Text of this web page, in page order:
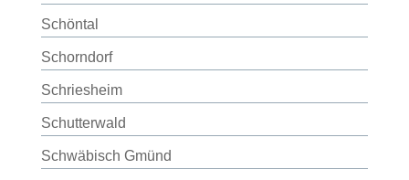
Schöntal
Schorndorf
Schriesheim
Schutterwald
Schwäbisch Gmünd